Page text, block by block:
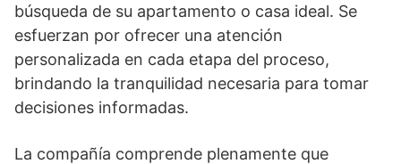
búsqueda de su apartamento o casa ideal. Se
esfuerzan por ofrecer una atención
personalizada en cada etapa del proceso,
brindando la tranquilidad necesaria para tomar
decisiones informadas.
La compañía comprende plenamente que